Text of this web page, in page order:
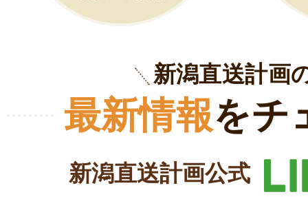
新潟直送計画
最新情報をチ
新潟直送計画公式